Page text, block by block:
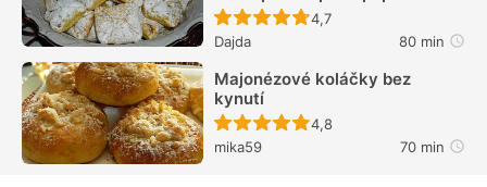
Recept ještě nebyl
4,7
Dajda
80 min
Majonézové koláčky bez
kynutí
Recept ještě nebyl
4,8
mika59
70 min